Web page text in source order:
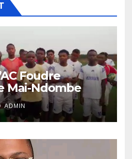
Foudre
Mai-Ndombe
Cap Vert du
mais gagne
La Joie du
ADMIN